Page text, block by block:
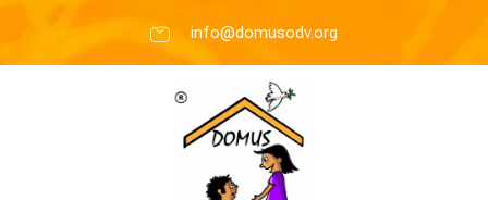
info@domusodv.org